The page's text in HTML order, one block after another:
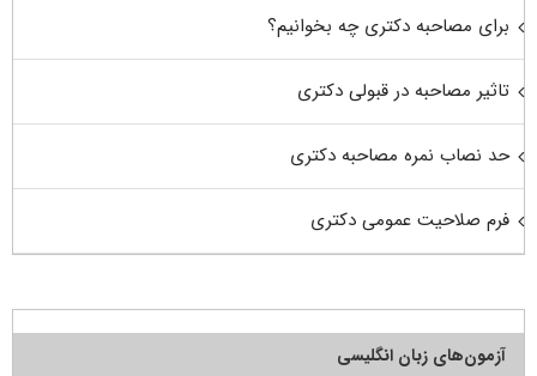
برای مصاحبه دکتری چه بخوانیم؟
تاثیر مصاحبه در قبولی دکتری
حد نصاب نمره مصاحبه دکتری
فرم صلاحیت عمومی دکتری
آزمون‌های زبان انگلیسی